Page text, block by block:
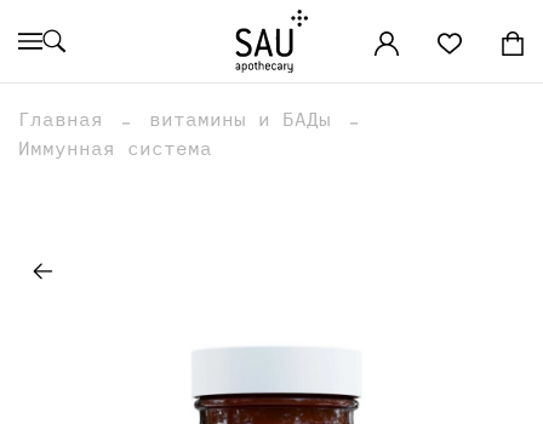
Главная
витамины и БАДы
Иммунная система